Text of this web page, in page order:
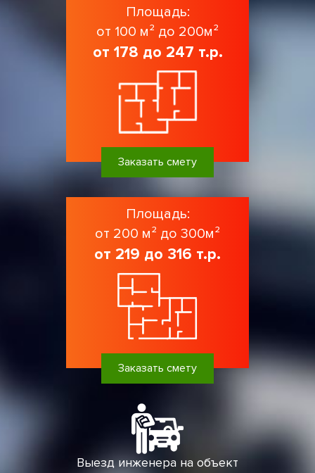
Площадь:
от 100 м² до 200м²
от 178 до 247 т.р.
Заказать смету
Площадь:
от 200 м² до 300м²
от 219 до 316 т.р.
Заказать смету
Выезд инженера на объект